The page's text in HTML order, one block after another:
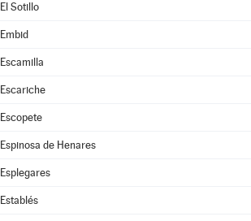
El Sotillo
Embid
Escamilla
Escariche
Escopete
Espinosa de Henares
Esplegares
Establés